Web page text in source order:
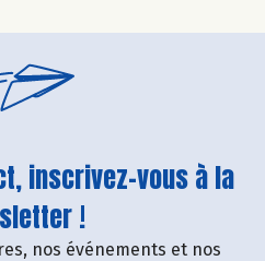
inscrivez-vous à la
!
nos événements et nos